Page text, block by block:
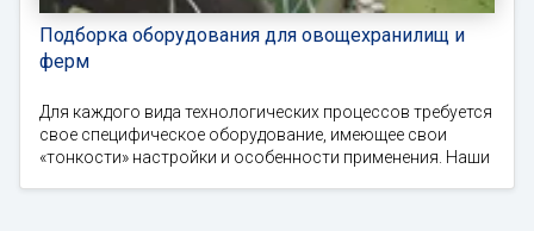
Подборка оборудования для овощехранилищ и
ферм
Для каждого вида технологических процессов требуется
свое специфическое оборудование, имеющее свои
«тонкости» настройки и особенности применения. Наши